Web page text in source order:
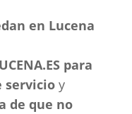
en Lucena
para
servicioy
de que no